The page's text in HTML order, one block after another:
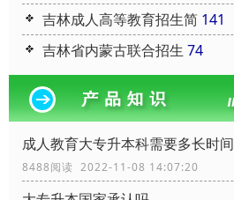
吉林成人高等教育招生简 141
吉林省内蒙古联合招生 74
成人教育大专升本科需要多长时间
8488阅读 2022-11-08 14:07:20